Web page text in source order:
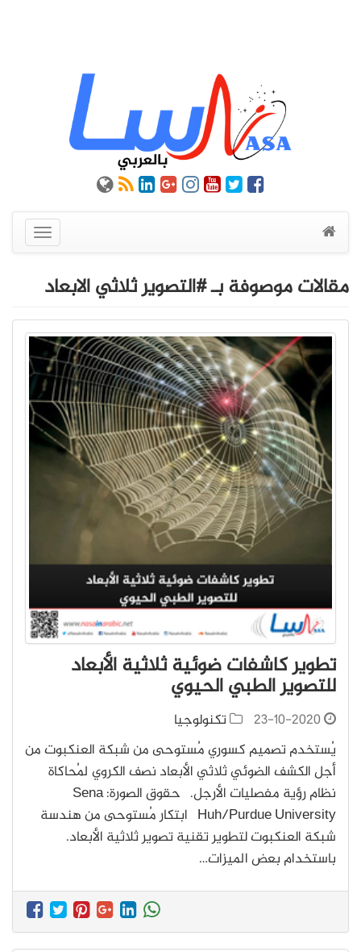
عرض
القائمة
مقالات موصوفة بـ #التصوير ثلاثي الابعاد
تطوير كاشفات ضوئية ثلاثية الأبعاد
للتصوير الطبي الحيوي
23-10-2020
تكنولوجيا
يُستخدم تصميم كسوري مُستوحى من شبكة العنكبوت من
أجل الكشف الضوئي ثلاثي الأبعاد نصف الكروي لمُحاكاة
نظام رؤية مفصليات الأرجل. حقوق الصورة: Sena
Huh/Purdue University ابتكار مُستوحى من هندسة
شبكة العنكبوت لتطوير تقنية تصوير ثلاثية الأبعاد.
باستخدام بعض الميزات…